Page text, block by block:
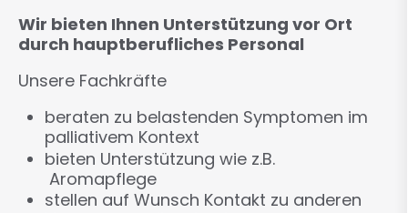
Wir bieten Ihnen Unterstützung vor Ort
durch hauptberufliches Personal
Unsere Fachkräfte
beraten zu belastenden Symptomen im
palliativem Kontext
bieten Unterstützung wie z.B.
Aromapflege
stellen auf Wunsch Kontakt zu anderen